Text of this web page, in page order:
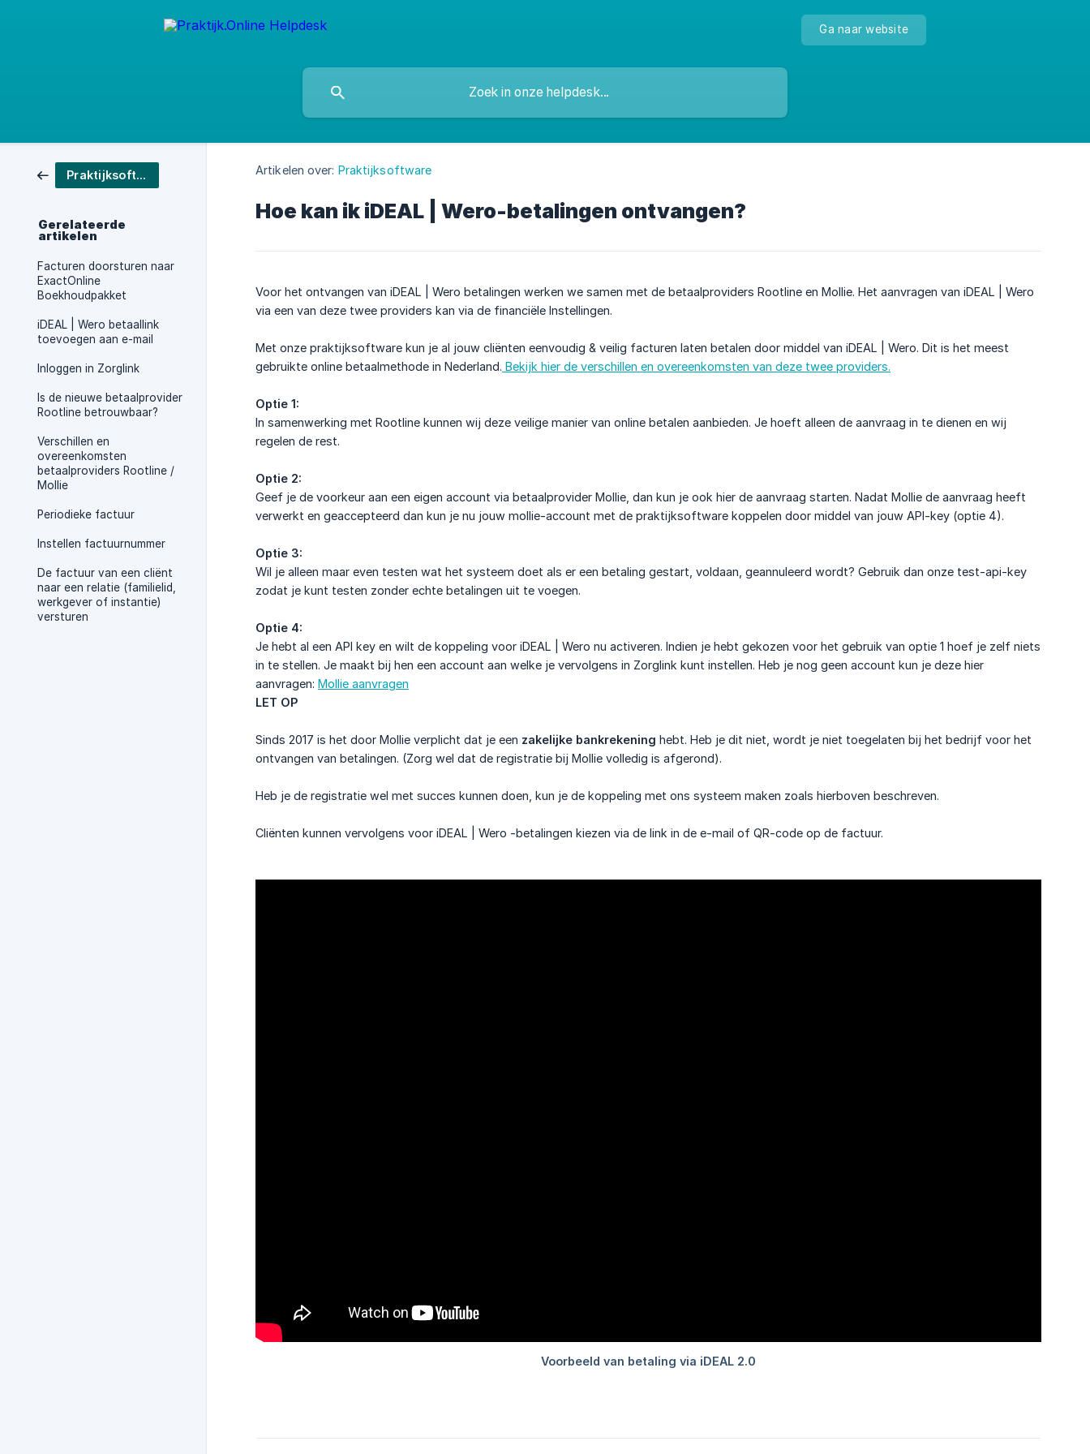
Ga naar website
Praktijksoftware
Gerelateerde
artikelen
Facturen doorsturen naar
ExactOnline
Boekhoudpakket
iDEAL | Wero betaallink
toevoegen aan e-mail
Inloggen in Zorglink
Is de nieuwe betaalprovider
Rootline betrouwbaar?
Verschillen en
overeenkomsten
betaalproviders Rootline /
Mollie
Periodieke factuur
Instellen factuurnummer
De factuur van een cliënt
naar een relatie (familielid,
werkgever of instantie)
versturen
Artikelen over: Praktijksoftware
Hoe kan ik iDEAL | Wero-betalingen ontvangen?
Voor het ontvangen van iDEAL | Wero betalingen werken we samen met de betaalproviders Rootline en Mollie. Het aanvragen van iDEAL | Wero
via een van deze twee providers kan via de financiële Instellingen.
Met onze praktijksoftware kun je al jouw cliënten eenvoudig & veilig facturen laten betalen door middel van iDEAL | Wero. Dit is het meest
gebruikte online betaalmethode in Nederland. Bekijk hier de verschillen en overeenkomsten van deze twee providers.
Optie 1:
In samenwerking met Rootline kunnen wij deze veilige manier van online betalen aanbieden. Je hoeft alleen de aanvraag in te dienen en wij
regelen de rest.
Optie 2:
Geef je de voorkeur aan een eigen account via betaalprovider Mollie, dan kun je ook hier de aanvraag starten. Nadat Mollie de aanvraag heeft
verwerkt en geaccepteerd dan kun je nu jouw mollie-account met de praktijksoftware koppelen door middel van jouw API-key (optie 4).
Optie 3:
Wil je alleen maar even testen wat het systeem doet als er een betaling gestart, voldaan, geannuleerd wordt? Gebruik dan onze test-api-key
zodat je kunt testen zonder echte betalingen uit te voegen.
Optie 4:
Je hebt al een API key en wilt de koppeling voor iDEAL | Wero nu activeren. Indien je hebt gekozen voor het gebruik van optie 1 hoef je zelf niets
in te stellen. Je maakt bij hen een account aan welke je vervolgens in Zorglink kunt instellen. Heb je nog geen account kun je deze hier
aanvragen: Mollie aanvragen
LET OP
Sinds 2017 is het door Mollie verplicht dat je een zakelijke bankrekening hebt. Heb je dit niet, wordt je niet toegelaten bij het bedrijf voor het
ontvangen van betalingen. (Zorg wel dat de registratie bij Mollie volledig is afgerond).
Heb je de registratie wel met succes kunnen doen, kun je de koppeling met ons systeem maken zoals hierboven beschreven.
Cliënten kunnen vervolgens voor iDEAL | Wero -betalingen kiezen via de link in de e-mail of QR-code op de factuur.